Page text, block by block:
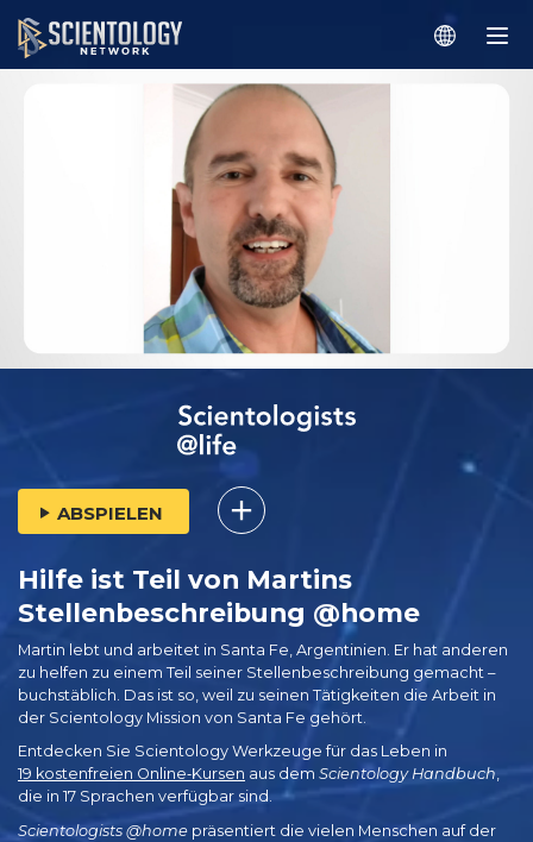
ABSPIELEN
Hilfe ist Teil von Martins
Stellenbeschreibung @home
Martin lebt und arbeitet in Santa Fe, Argentinien. Er hat anderen
zu helfen zu einem Teil seiner Stellenbeschreibung gemacht –
buchstäblich. Das ist so, weil zu seinen Tätigkeiten die Arbeit in
der Scientology Mission von Santa Fe gehört.
Entdecken Sie Scientology Werkzeuge für das Leben in
19 kostenfreien Online‑Kursen aus dem Scientology Handbuch,
die in 17 Sprachen verfügbar sind.
Scientologists @home präsentiert die vielen Menschen auf der